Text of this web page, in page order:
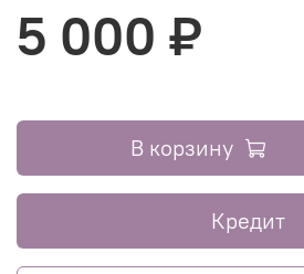
5 000 ₽
В корзину
Кредит